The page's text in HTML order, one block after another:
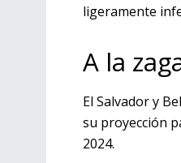
ligeramente
A la
El Salvador y
su proyección
2024.